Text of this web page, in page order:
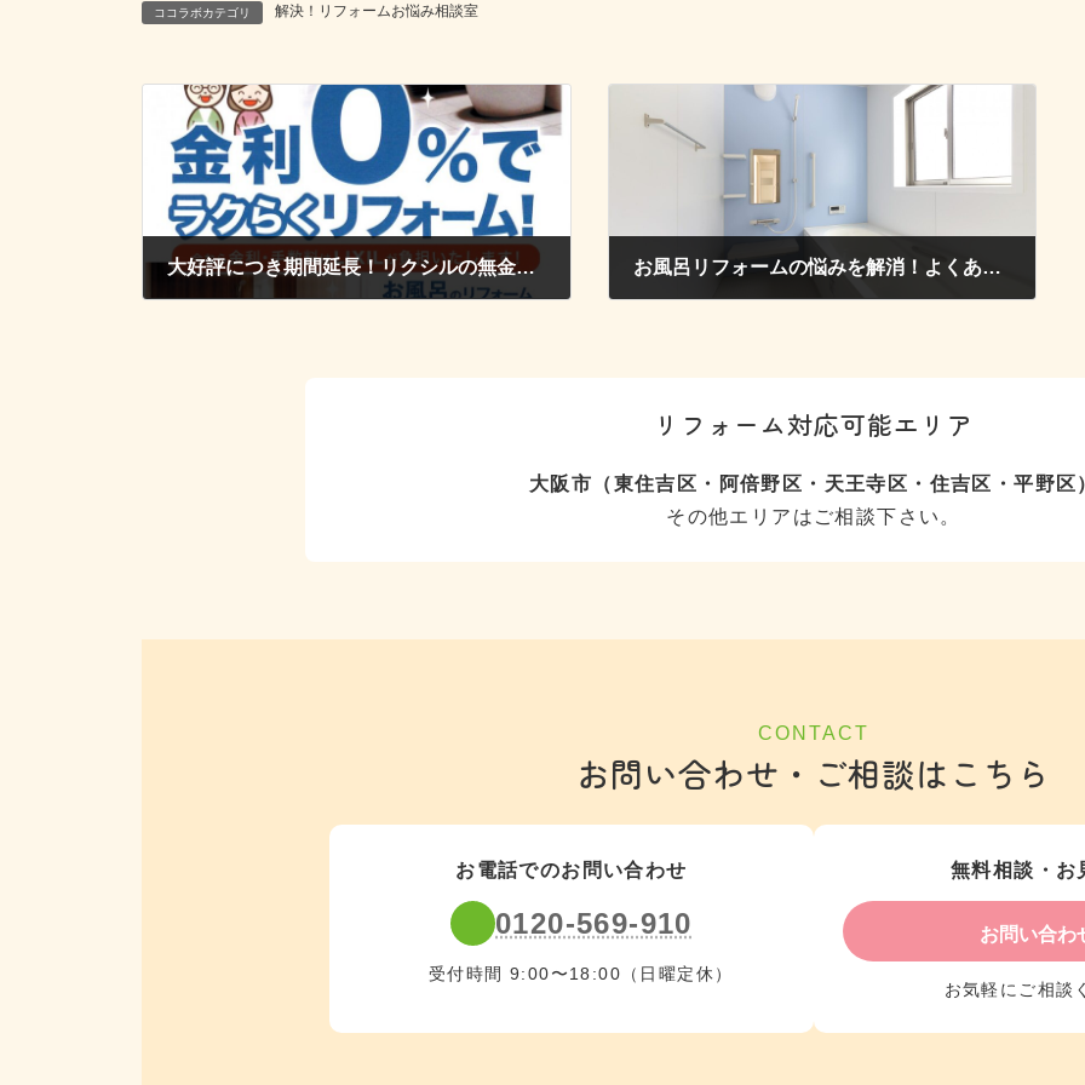
ココラボカテゴリ 解決！リフォームお悩み相談室
大好評につき期間延長！リクシルの無金利ローンキャンペーン お風呂リフォームの悩みを解消！よくあるご質問をまとめました
リフォーム対応可能エリア
大阪市（東住吉区・阿倍野区・天王寺区・住吉区・平野区
その他エリアはご相談下さい。
CONTACT
お問い合わせ・ご相談はこちら
お電話でのお問い合わせ
0120-569-910
受付時間 9:00〜18:00（日曜定休）
無料相談・お
お問い合わ
お気軽にご相談